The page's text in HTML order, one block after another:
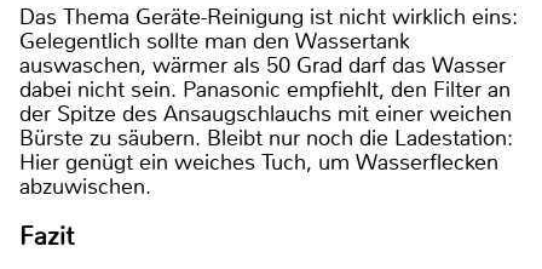
Das Thema Geräte-Reinigung ist nicht wirklich eins:
Gelegentlich sollte man den Wassertank
auswaschen, wärmer als 50 Grad darf das Wasser
dabei nicht sein. Panasonic empfiehlt, den Filter an
der Spitze des Ansaugschlauchs mit einer weichen
Bürste zu säubern. Bleibt nur noch die Ladestation:
Hier genügt ein weiches Tuch, um Wasserflecken
abzuwischen.
Fazit